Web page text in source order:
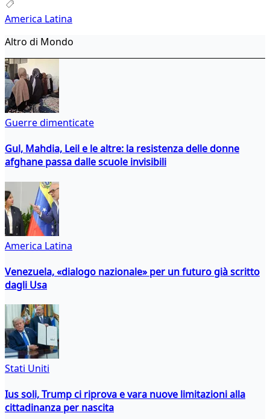
America Latina
Altro di Mondo
Guerre dimenticate
Gul, Mahdia, Leil e le altre: la resistenza delle donne
afghane passa dalle scuole invisibili
America Latina
Venezuela, «dialogo nazionale» per un futuro già scritto
dagli Usa
Stati Uniti
Ius soli, Trump ci riprova e vara nuove limitazioni alla
cittadinanza per nascita